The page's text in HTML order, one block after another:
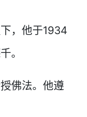
，他于1934
。
佛法。他遵